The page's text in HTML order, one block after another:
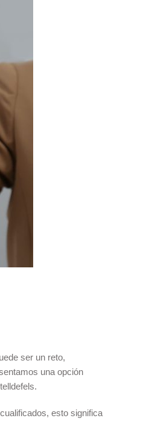
ser un reto,
una opción
esto significa